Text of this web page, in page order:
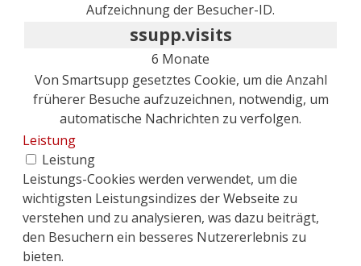
Aufzeichnung der Besucher-ID.
ssupp.visits
6 Monate
Von Smartsupp gesetztes Cookie, um die Anzahl
früherer Besuche aufzuzeichnen, notwendig, um
automatische Nachrichten zu verfolgen.
Leistung
Leistung
Leistungs-Cookies werden verwendet, um die
wichtigsten Leistungsindizes der Webseite zu
verstehen und zu analysieren, was dazu beiträgt,
den Besuchern ein besseres Nutzererlebnis zu
bieten.